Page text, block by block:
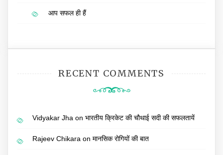
आप सफल ही हैं
RECENT COMMENTS
Vidyakar Jha on भारतीय क्रिकेट की चौथाई सदी की सफलतायें
Rajeev Chikara on मानसिक रोगियों की बात